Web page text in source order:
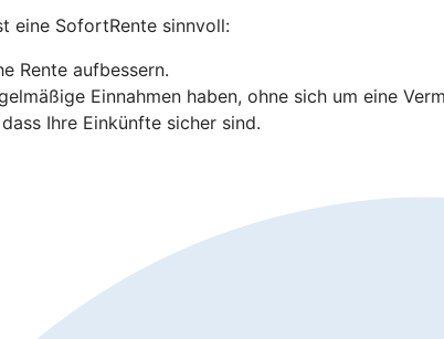
eine SofortRente sinnvoll:
Rente aufbessern.
Einnahmen haben, ohne sich um eine
Ihre Einkünfte sicher sind.